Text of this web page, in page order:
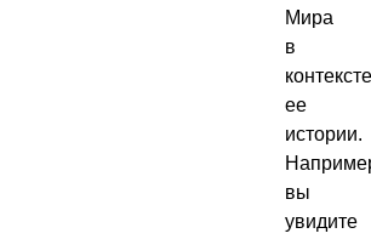
Мира
в
контексте
ее
истории.
вы
увидите